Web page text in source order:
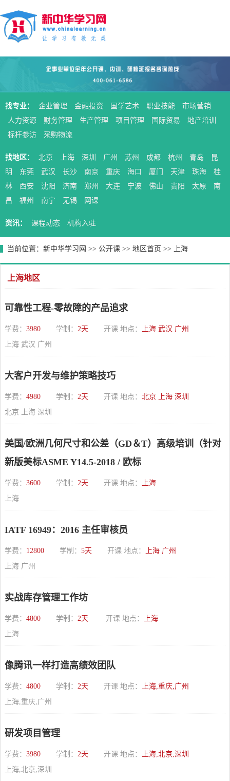
找专业： 企业管理 金融投资 国学艺术 职业技能
市场营销
人力资源
财务管理 生产管理 项目管理 国际贸易
地产培训
标杆参访
采购物流
找地区： 北京 上海 深圳 广州 苏州 成都 杭州 青岛
昆
明
东莞 武汉 长沙 南京 重庆 海口 厦门 天津 珠海
桂
林
西安 沈阳 济南 郑州 大连 宁波 佛山 贵阳 太原
南
昌
福州 南宁 无锡 网课
资讯： 课程动态 机构入驻
当前位置： 新中华学习网 >> 公开课 >> 地区首页 >> 上海
上海地区
可靠性工程-零故障的产品追求
学费： 3980 学制： 2天 开课 地点：
上海 武汉 广州
上海 武汉 广州
大客户开发与维护策略技巧
学费： 4980 学制： 2天 开课 地点： 北京 上海 深圳
北京 上海 深圳
美国/欧洲几何尺寸和公差（GD＆T）高级培训（针对
新版美标ASME Y14.5-2018 / 欧标
学费： 3600 学制： 2天 开课 地点：
上海
上海
IATF 16949：2016 主任审核员
学费： 12800 学制： 5天 开课 地点：
上海 广州
上海 广州
实战库存管理工作坊
学费： 4800 学制： 2天 开课 地点：
上海
上海
像腾讯一样打造高绩效团队
学费： 4800 学制： 2天 开课 地点：
上海,重庆,广州
上海,重庆,广州
研发项目管理
学费： 3980 学制： 2天 开课 地点：
上海,北京,深圳
上海,北京,深圳